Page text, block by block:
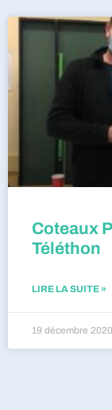
Coteaux
Téléthon
LIRE LA SUITE »
19 décembre 2020